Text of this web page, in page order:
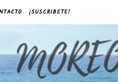
¡SUSCRIBETE!